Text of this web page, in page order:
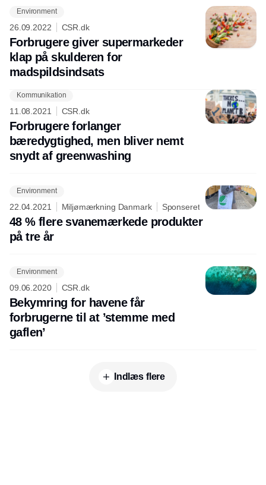
Environment
26.09.2022 CSR.dk
Forbrugere giver supermarkeder
klap på skulderen for
madspildsindsats
Kommunikation
11.08.2021 CSR.dk
Forbrugere forlanger
bæredygtighed, men bliver nemt
snydt af greenwashing
Environment
22.04.2021 Miljømærkning Danmark Sponseret
48 % flere svanemærkede produkter
på tre år
Environment
09.06.2020 CSR.dk
Bekymring for havene får
forbrugerne til at ’stemme med
gaflen’
Indlæs flere